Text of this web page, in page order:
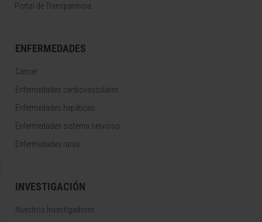
Portal de Transparencia
ENFERMEDADES
Cáncer
Enfermedades cardiovasculares
Enfermedades hepáticas
Enfermedades sistema nervioso
Enfermedades raras
INVESTIGACIÓN
Nuestros Investigadores